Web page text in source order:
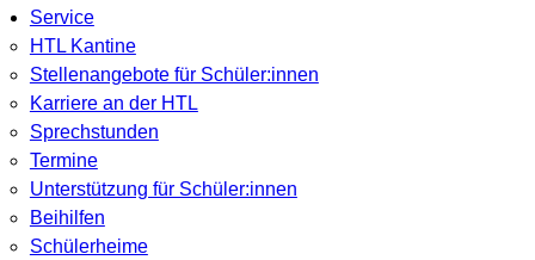
Service
HTL Kantine
Stellenangebote für Schüler:innen
Karriere an der HTL
Sprechstunden
Termine
Unterstützung für Schüler:innen
Beihilfen
Schülerheime